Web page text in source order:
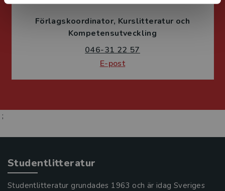
Förlagskoordinator Kurslitteratur och
Kompetensutveckling
046-31 22 57
E-post
;
Studentlitteratur
Studentlitteratur grundades 1963 och är idag Sveriges